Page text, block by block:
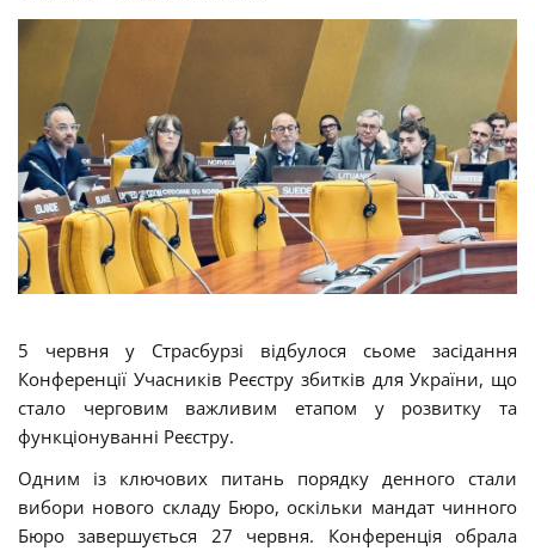
5 червня у Страсбурзі відбулося сьоме засідання
Конференції Учасників Реєстру збитків для України, що
стало черговим важливим етапом у розвитку та
функціонуванні Реєстру.
Одним із ключових питань порядку денного стали
вибори нового складу Бюро, оскільки мандат чинного
Бюро завершується 27 червня. Конференція обрала